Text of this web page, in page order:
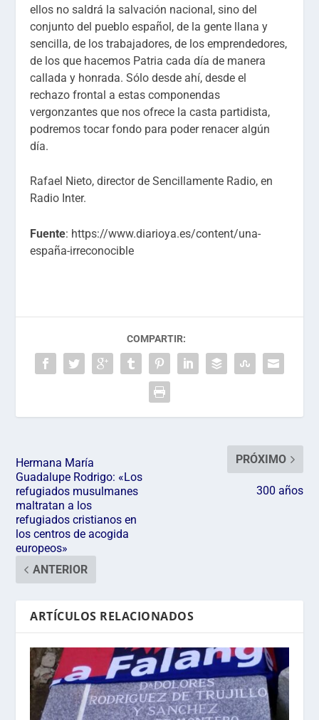
ellos no saldrá la salvación nacional, sino del
conjunto del pueblo español, de la gente llana y
sencilla, de los trabajadores, de los emprendedores,
de los que hacemos Patria cada día de manera
callada y honrada. Sólo desde ahí, desde el
rechazo frontal a estas componendas
vergonzantes que nos ofrece la casta partidista,
podremos tocar fondo para poder renacer algún
día.
Rafael Nieto, director de Sencillamente Radio, en
Radio Inter.
Fuente: https://www.diarioya.es/content/una-
españa-irreconocible
COMPARTIR:
Hermana María
Guadalupe Rodrigo: «Los
refugiados musulmanes
maltratan a los
refugiados cristianos en
los centros de acogida
europeos»
ANTERIOR
PRÓXIMO
300 años
ARTÍCULOS RELACIONADOS